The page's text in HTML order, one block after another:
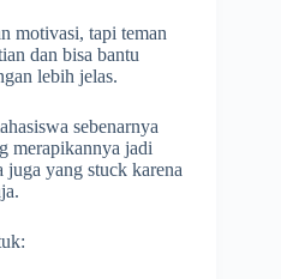
motivasi, tapi teman
dan bisa bantu
lebih jelas.
sebenarnya
merapikannya jadi
yang stuck karena